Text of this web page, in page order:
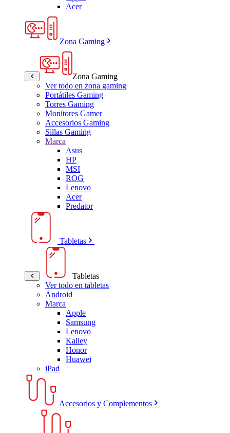
Acer
Zona Gaming
Zona Gaming
Ver todo en zona gaming
Portátiles Gaming
Torres Gaming
Monitores Gamer
Accesorios Gaming
Sillas Gaming
Marca
Asus
HP
MSI
ROG
Lenovo
Acer
Predator
Tabletas
Tabletas
Ver todo en tabletas
Android
Marca
Apple
Samsung
Lenovo
Kalley
Honor
Huawei
iPad
Accesorios y Complementos